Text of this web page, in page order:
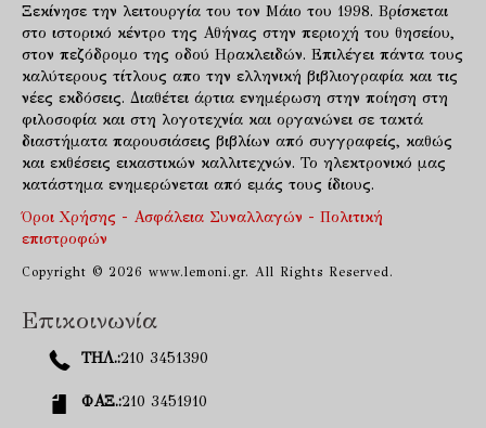
Ξεκίνησε την λειτουργία του τον Μάιο του 1998. Βρίσκεται
στο ιστορικό κέντρο της Αθήνας στην περιοχή του θησείου,
στον πεζόδρομο της οδού Ηρακλειδών. Επιλέγει πάντα τους
καλύτερους τίτλους απο την ελληνική βιβλιογραφία και τις
νέες εκδόσεις. Διαθέτει άρτια ενημέρωση στην ποίηση στη
φιλοσοφία και στη λογοτεχνία και οργανώνει σε τακτά
διαστήματα παρουσιάσεις βιβλίων από συγγραφείς, καθώς
και εκθέσεις εικαστικών καλλιτεχνών. Το ηλεκτρονικό μας
κατάστημα ενημερώνεται από εμάς τους ίδιους.
Όροι Χρήσης - Ασφάλεια Συναλλαγών - Πολιτική
επιστροφών
Copyright © 2026 www.lemoni.gr. All Rights Reserved.
Επικοινωνία
ΤΗΛ.:210 3451390
ΦΑΞ.:210 3451910